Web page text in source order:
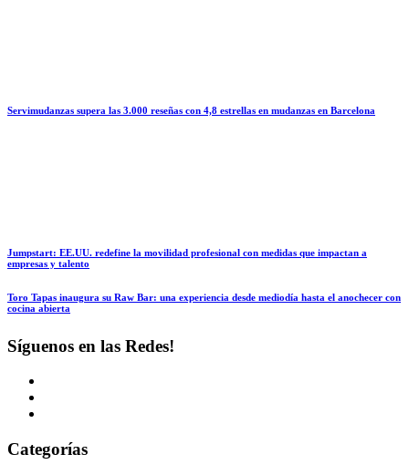
Servimudanzas supera las 3.000 reseñas con 4,8 estrellas en mudanzas en Barcelona
Jumpstart: EE.UU. redefine la movilidad profesional con medidas que impactan a
empresas y talento
Toro Tapas inaugura su Raw Bar: una experiencia desde mediodía hasta el anochecer con
cocina abierta
Síguenos en las Redes!
Categorías